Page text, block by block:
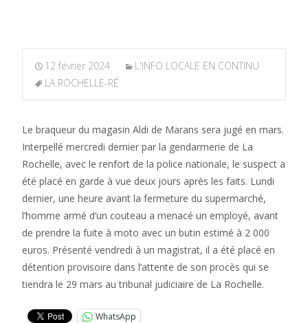
12 février 2024
L'INFO LOCALE EN CONTINU
LA ROCHELLE-RÉ
Le braqueur du magasin Aldi de Marans sera jugé en mars.
Interpellé mercredi dernier par la gendarmerie de La
Rochelle, avec le renfort de la police nationale, le suspect a
été placé en garde à vue deux jours après les faits. Lundi
dernier, une heure avant la fermeture du supermarché,
l’homme armé d’un couteau a menacé un employé, avant
de prendre la fuite à moto avec un butin estimé à 2 000
euros. Présenté vendredi à un magistrat, il a été placé en
détention provisoire dans l’attente de son procès qui se
tiendra le 29 mars au tribunal judiciaire de La Rochelle.
WhatsApp